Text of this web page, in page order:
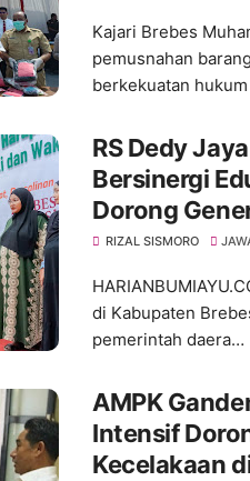
Kajari Brebes
pemusnahan
berkekuatan
RS Dedy
Bersinergi
Dorong
RIZAL SISMORO
di Kabupaten
pemerintah daera…
AMPK
Intensif
Kecelakaan